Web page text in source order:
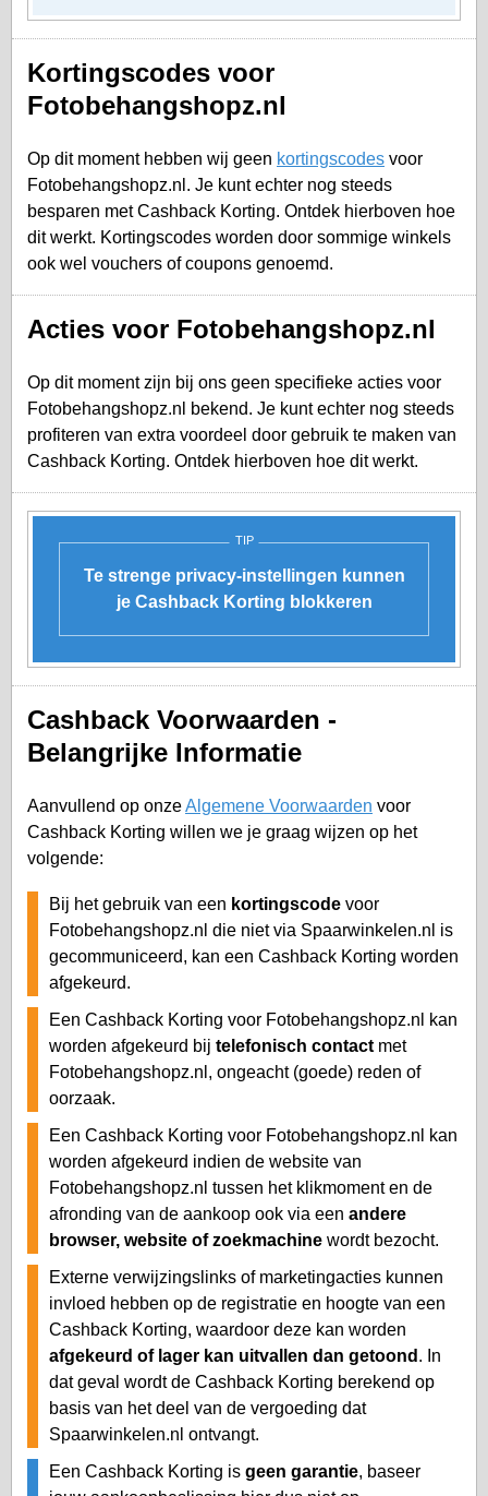
Kortingscodes voor
Fotobehangshopz.nl
Op dit moment hebben wij geen kortingscodes voor
Fotobehangshopz.nl. Je kunt echter nog steeds
besparen met Cashback Korting. Ontdek hierboven hoe
dit werkt. Kortingscodes worden door sommige winkels
ook wel vouchers of coupons genoemd.
Acties voor Fotobehangshopz.nl
Op dit moment zijn bij ons geen specifieke acties voor
Fotobehangshopz.nl bekend. Je kunt echter nog steeds
profiteren van extra voordeel door gebruik te maken van
Cashback Korting. Ontdek hierboven hoe dit werkt.
TIP
Te strenge privacy-instellingen kunnen
je Cashback Korting blokkeren
Cashback Voorwaarden -
Belangrijke Informatie
Aanvullend op onzeAlgemene Voorwaarden voor
Cashback Korting willen we je graag wijzen op het
volgende:
Bij het gebruik van een kortingscode voor
Fotobehangshopz.nl die niet via Spaarwinkelen.nl is
gecommuniceerd, kan een Cashback Korting worden
afgekeurd.
Een Cashback Korting voor Fotobehangshopz.nl kan
worden afgekeurd bij telefonisch contact met
Fotobehangshopz.nl, ongeacht (goede) reden of
oorzaak.
Een Cashback Korting voor Fotobehangshopz.nl kan
worden afgekeurd indien de website van
Fotobehangshopz.nl tussen het klikmoment en de
afronding van de aankoop ook via een andere
browser, website of zoekmachine wordt bezocht.
Externe verwijzingslinks of marketingacties kunnen
invloed hebben op de registratie en hoogte van een
Cashback Korting, waardoor deze kan worden
afgekeurd of lager kan uitvallen dan getoond . In
dat geval wordt de Cashback Korting berekend op
basis van het deel van de vergoeding dat
Spaarwinkelen.nl ontvangt.
Een Cashback Korting is geen garantie, baseer